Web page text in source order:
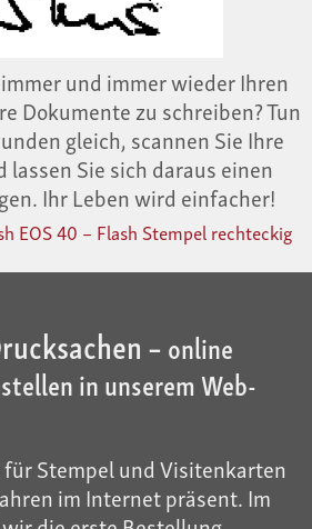
und immer wieder Ihren
Dokumente zu schreiben? Tun
gleich, scannen Sie Ihre
Sie sich daraus einen
Ihr Leben wird einfacher!
EOS 40 – Flash Stempel rechteckig
–online
in unserem Web-
Stempel und Visitenkarten
im Internet präsent. Im